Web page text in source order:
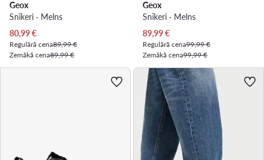
Geox
Snīkeri · Melns
Pašreizējā cena
80,99€
Regulārā cena89,99 €
Zemākā cena89,99 €
Geox
Snīkeri · Melns
Pašreizējā cena
89,99€
Regulārā cena99,99 €
Zemākā cena99,99 €